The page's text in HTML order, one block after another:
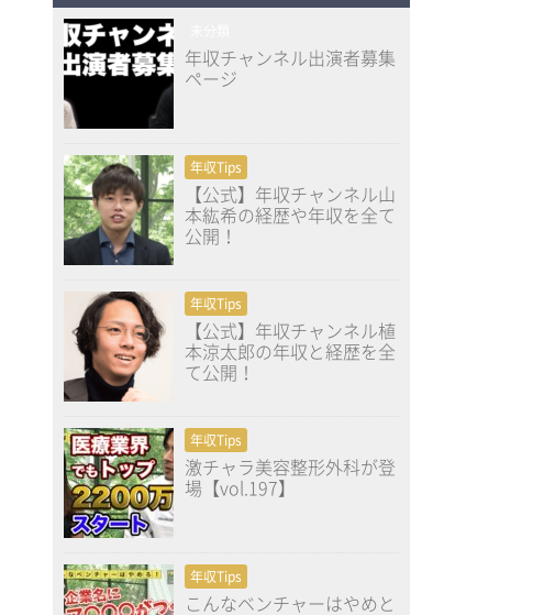
年収チャンネル出演者募集
ページ
年収Tips
【公式】年収チャンネル山
本紘希の経歴や年収を全て
公開！
年収Tips
【公式】年収チャンネル植
本涼太郎の年収と経歴を全
て公開！
年収Tips
激チャラ美容整形外科が登
場【vol.197】
年収Tips
こんなベンチャーはやめと